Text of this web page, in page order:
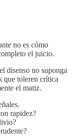
no es cómo
el juicio.
disenso no suponga
que toleren crítica
el matiz.
rapidez?